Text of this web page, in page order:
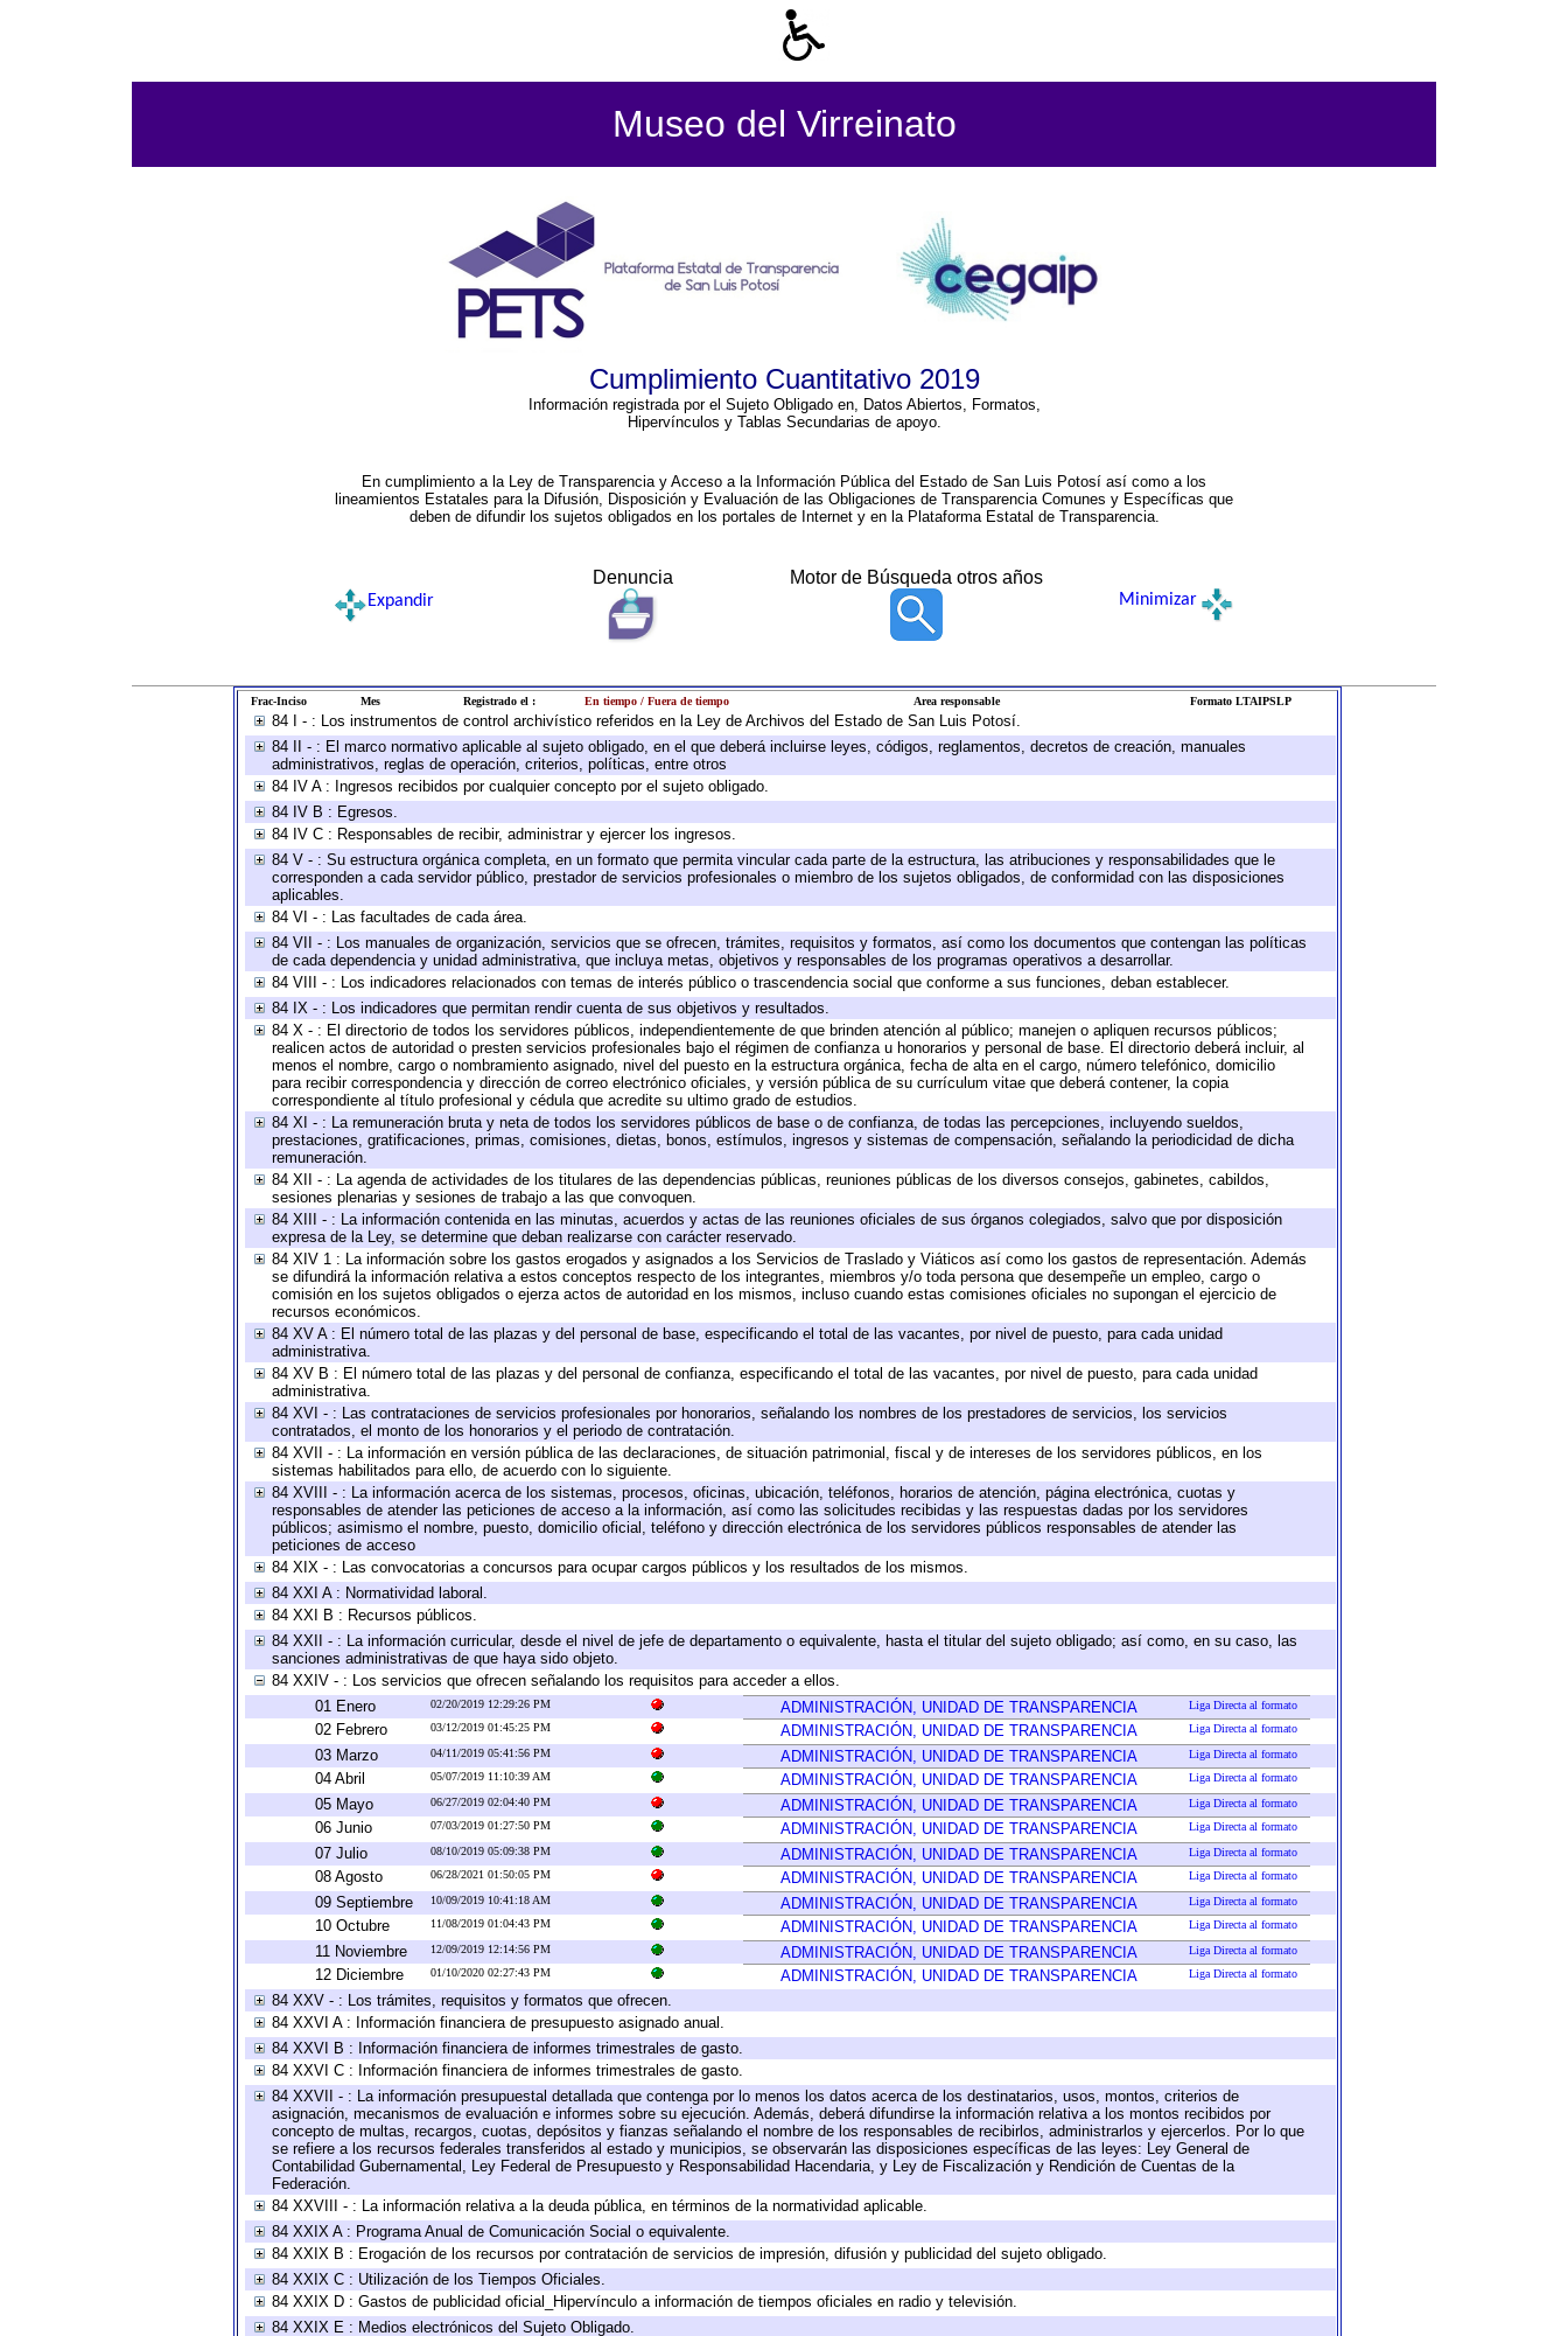
Museo del Virreinato
Cumplimiento Cuantitativo 2019
Información registrada por el Sujeto Obligado en, Datos Abiertos, Formatos,
Hipervínculos y Tablas Secundarias de apoyo.
En cumplimiento a la Ley de Transparencia y Acceso a la Información Pública del Estado de San Luis Potosí así como a los
lineamientos Estatales para la Difusión, Disposición y Evaluación de las Obligaciones de Transparencia Comunes y Específicas que
deben de difundir los sujetos obligados en los portales de Internet y en la Plataforma Estatal de Transparencia.
Denuncia Motor de Búsqueda otros años
Expandir Minimizar
Frac-Inciso Mes Registrado el : En tiempo / Fuera de tiempo Area responsable Formato LTAIPSLP
84 I - : Los instrumentos de control archivístico referidos en la Ley de Archivos del Estado de San Luis Potosí.
84 II - : El marco normativo aplicable al sujeto obligado, en el que deberá incluirse leyes, códigos, reglamentos, decretos de creación, manuales
administrativos, reglas de operación, criterios, políticas, entre otros
84 IV A : Ingresos recibidos por cualquier concepto por el sujeto obligado.
84 IV B : Egresos.
84 IV C : Responsables de recibir, administrar y ejercer los ingresos.
84 V - : Su estructura orgánica completa, en un formato que permita vincular cada parte de la estructura, las atribuciones y responsabilidades que le
corresponden a cada servidor público, prestador de servicios profesionales o miembro de los sujetos obligados, de conformidad con las disposiciones
aplicables.
84 VI - : Las facultades de cada área.
84 VII - : Los manuales de organización, servicios que se ofrecen, trámites, requisitos y formatos, así como los documentos que contengan las políticas
de cada dependencia y unidad administrativa, que incluya metas, objetivos y responsables de los programas operativos a desarrollar.
84 VIII - : Los indicadores relacionados con temas de interés público o trascendencia social que conforme a sus funciones, deban establecer.
84 IX - : Los indicadores que permitan rendir cuenta de sus objetivos y resultados.
84 X - : El directorio de todos los servidores públicos, independientemente de que brinden atención al público; manejen o apliquen recursos públicos;
realicen actos de autoridad o presten servicios profesionales bajo el régimen de confianza u honorarios y personal de base. El directorio deberá incluir, al
menos el nombre, cargo o nombramiento asignado, nivel del puesto en la estructura orgánica, fecha de alta en el cargo, número telefónico, domicilio
para recibir correspondencia y dirección de correo electrónico oficiales, y versión pública de su currículum vitae que deberá contener, la copia
correspondiente al título profesional y cédula que acredite su ultimo grado de estudios.
84 XI - : La remuneración bruta y neta de todos los servidores públicos de base o de confianza, de todas las percepciones, incluyendo sueldos,
prestaciones, gratificaciones, primas, comisiones, dietas, bonos, estímulos, ingresos y sistemas de compensación, señalando la periodicidad de dicha
remuneración.
84 XII - : La agenda de actividades de los titulares de las dependencias públicas, reuniones públicas de los diversos consejos, gabinetes, cabildos,
sesiones plenarias y sesiones de trabajo a las que convoquen.
84 XIII - : La información contenida en las minutas, acuerdos y actas de las reuniones oficiales de sus órganos colegiados, salvo que por disposición
expresa de la Ley, se determine que deban realizarse con carácter reservado.
84 XIV 1 : La información sobre los gastos erogados y asignados a los Servicios de Traslado y Viáticos así como los gastos de representación. Además
se difundirá la información relativa a estos conceptos respecto de los integrantes, miembros y/o toda persona que desempeñe un empleo, cargo o
comisión en los sujetos obligados o ejerza actos de autoridad en los mismos, incluso cuando estas comisiones oficiales no supongan el ejercicio de
recursos económicos.
84 XV A : El número total de las plazas y del personal de base, especificando el total de las vacantes, por nivel de puesto, para cada unidad
administrativa.
84 XV B : El número total de las plazas y del personal de confianza, especificando el total de las vacantes, por nivel de puesto, para cada unidad
administrativa.
84 XVI - : Las contrataciones de servicios profesionales por honorarios, señalando los nombres de los prestadores de servicios, los servicios
contratados, el monto de los honorarios y el periodo de contratación.
84 XVII - : La información en versión pública de las declaraciones, de situación patrimonial, fiscal y de intereses de los servidores públicos, en los
sistemas habilitados para ello, de acuerdo con lo siguiente.
84 XVIII - : La información acerca de los sistemas, procesos, oficinas, ubicación, teléfonos, horarios de atención, página electrónica, cuotas y
responsables de atender las peticiones de acceso a la información, así como las solicitudes recibidas y las respuestas dadas por los servidores
públicos; asimismo el nombre, puesto, domicilio oficial, teléfono y dirección electrónica de los servidores públicos responsables de atender las
peticiones de acceso
84 XIX - : Las convocatorias a concursos para ocupar cargos públicos y los resultados de los mismos.
84 XXI A : Normatividad laboral.
84 XXI B : Recursos públicos.
84 XXII - : La información curricular, desde el nivel de jefe de departamento o equivalente, hasta el titular del sujeto obligado; así como, en su caso, las
sanciones administrativas de que haya sido objeto.
84 XXIV - : Los servicios que ofrecen señalando los requisitos para acceder a ellos.
01 Enero
02/20/2019 12:29:26 PM ADMINISTRACIÓN, UNIDAD DE TRANSPARENCIA Liga Directa al formato
02 Febrero 03/12/2019 01:45:25 PM ADMINISTRACIÓN, UNIDAD DE TRANSPARENCIA Liga Directa al formato
03 Marzo 04/11/2019 05:41:56 PM ADMINISTRACIÓN, UNIDAD DE TRANSPARENCIA Liga Directa al formato
04 Abril 05/07/2019 11:10:39 AM ADMINISTRACIÓN, UNIDAD DE TRANSPARENCIA Liga Directa al formato
05 Mayo 06/27/2019 02:04:40 PM ADMINISTRACIÓN, UNIDAD DE TRANSPARENCIA Liga Directa al formato
06 Junio 07/03/2019 01:27:50 PM ADMINISTRACIÓN, UNIDAD DE TRANSPARENCIA Liga Directa al formato
07 Julio 08/10/2019 05:09:38 PM ADMINISTRACIÓN, UNIDAD DE TRANSPARENCIA Liga Directa al formato
08 Agosto 06/28/2021 01:50:05 PM ADMINISTRACIÓN, UNIDAD DE TRANSPARENCIA Liga Directa al formato
09 Septiembre 10/09/2019 10:41:18 AM ADMINISTRACIÓN, UNIDAD DE TRANSPARENCIA Liga Directa al formato
10 Octubre 11/08/2019 01:04:43 PM ADMINISTRACIÓN, UNIDAD DE TRANSPARENCIA Liga Directa al formato
11 Noviembre 12/09/2019 12:14:56 PM ADMINISTRACIÓN, UNIDAD DE TRANSPARENCIA Liga Directa al formato
12 Diciembre 01/10/2020 02:27:43 PM ADMINISTRACIÓN, UNIDAD DE TRANSPARENCIA Liga Directa al formato
84 XXV - : Los trámites, requisitos y formatos que ofrecen.
84 XXVI A : Información financiera de presupuesto asignado anual.
84 XXVI B : Información financiera de informes trimestrales de gasto.
84 XXVI C : Información financiera de informes trimestrales de gasto.
84 XXVII - : La información presupuestal detallada que contenga por lo menos los datos acerca de los destinatarios, usos, montos, criterios de
asignación, mecanismos de evaluación e informes sobre su ejecución. Además, deberá difundirse la información relativa a los montos recibidos por
concepto de multas, recargos, cuotas, depósitos y fianzas señalando el nombre de los responsables de recibirlos, administrarlos y ejercerlos. Por lo que
se refiere a los recursos federales transferidos al estado y municipios, se observarán las disposiciones específicas de las leyes: Ley General de
Contabilidad Gubernamental, Ley Federal de Presupuesto y Responsabilidad Hacendaria, y Ley de Fiscalización y Rendición de Cuentas de la
Federación.
84 XXVIII - : La información relativa a la deuda pública, en términos de la normatividad aplicable.
84 XXIX A : Programa Anual de Comunicación Social o equivalente.
84 XXIX B : Erogación de los recursos por contratación de servicios de impresión, difusión y publicidad del sujeto obligado.
84 XXIX C : Utilización de los Tiempos Oficiales.
84 XXIX D : Gastos de publicidad oficial_Hipervínculo a información de tiempos oficiales en radio y televisión.
84 XXIX E : Medios electrónicos del Sujeto Obligado.